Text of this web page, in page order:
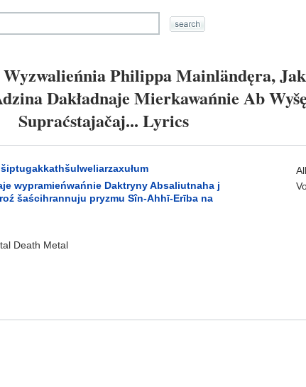
Philippa Mainländęra,
Dakładnaje Mierkawańnie Ab
Supraćstajačaj... Lyrics
wypramieńwańnie Daktryny Absaliutnaha j
šaścihrannuju pryzmu Sîn-Ahhī-Erība na
Death Metal